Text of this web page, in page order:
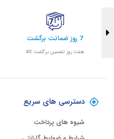
7 روز ضمانت برگشت
هفت روز تضمین برگشت کالا
دسترسی های سریع
شیوه های پرداخت